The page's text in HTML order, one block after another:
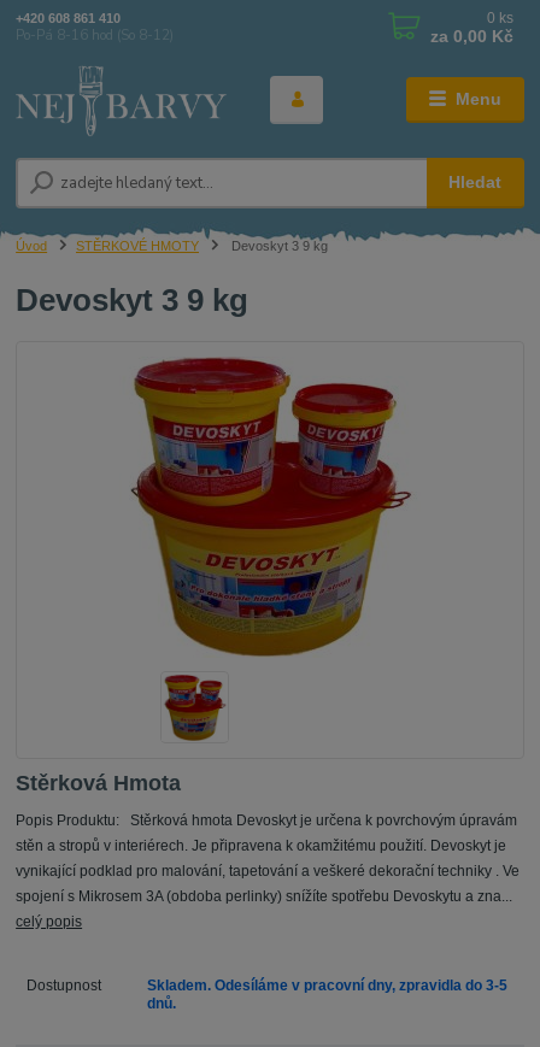
Menu
Hledat
+420 608 861 410
Po-Pá 8-16 hod (So 8-12)
0 ks
za 0,00 Kč
Úvod STĚRKOVÉ HMOTY Devoskyt 3 9 kg
Devoskyt 3 9 kg
Stěrková Hmota
Popis Produktu: Stěrková hmota Devoskyt je určena k povrchovým úpravám
stěn a stropů v interiérech. Je připravena k okamžitému použití. Devoskyt je
vynikající podklad pro malování, tapetování a veškeré dekorační techniky . Ve
spojení s Mikrosem 3A (obdoba perlinky) snížíte spotřebu Devoskytu a zna...
celý popis
Dostupnost
Skladem. Odesíláme v pracovní dny, zpravidla do 3-5
dnů.